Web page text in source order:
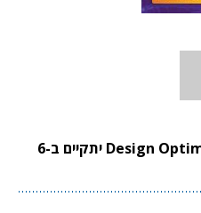
וובינר סינופסיס ל-Design Optimization יתקיים ב-6